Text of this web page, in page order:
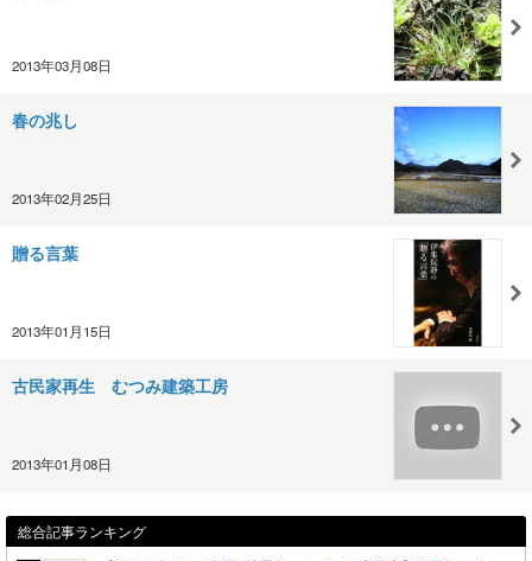
2013年03月08日
春の兆し
2013年02月25日
贈る言葉
2013年01月15日
古民家再生 むつみ建築工房
2013年01月08日
総合記事ランキング